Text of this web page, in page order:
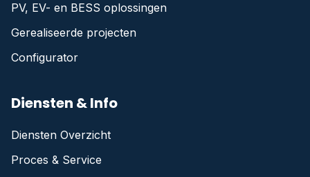
PV, EV- en BESS oplossingen
Gerealiseerde projecten
Configurator
Diensten & Info
Diensten Overzicht
Proces & Service